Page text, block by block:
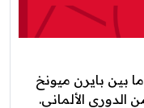
بين بايرن ميونخ
الدوري الألماني.